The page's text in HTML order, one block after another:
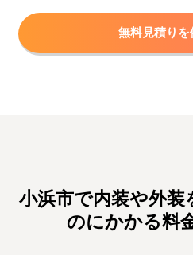
無料見積りを
小浜市で内装や外装
のにかかる料